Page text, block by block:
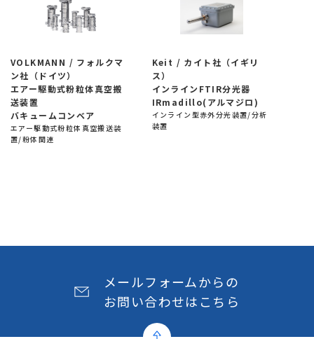
VOLKMANN / フォルクマ
ン社（ドイツ）
エアー駆動式粉粒体真空搬
送装置
バキュームコンベア
エアー駆動式粉粒体真空搬送装
置/粉体関連
Keit / カイト社（イギリ
ス）
インラインFTIR分光器
IRmadillo(アルマジロ)
インライン型赤外分光装置/分析
装置
メールフォームからの
お問い合わせはこちら